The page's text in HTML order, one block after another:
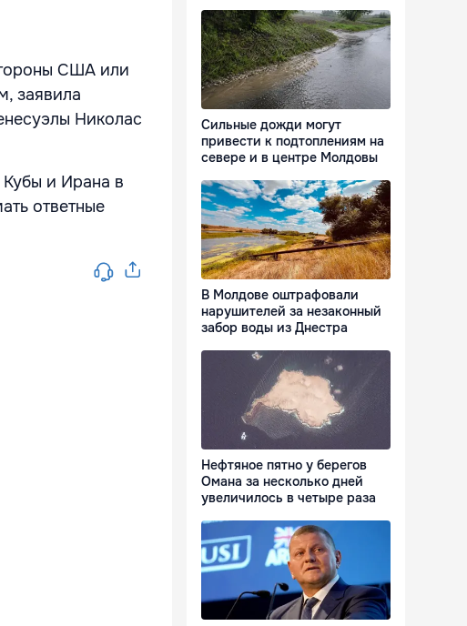
США или
заявила
Николас
Кубы и Ирана в
ответные
Сильные дожди могут
привести к подтоплениям на
севере и в центре Молдовы
В Молдове оштрафовали
нарушителей за незаконный
забор воды из Днестра
Нефтяное пятно у берегов
Омана за несколько дней
увеличилось в четыре раза